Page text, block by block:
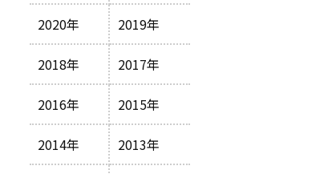
2020年 2019年
2018年 2017年
2016年 2015年
2014年 2013年